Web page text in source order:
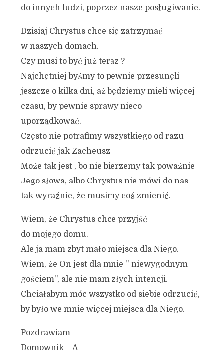
do innych ludzi, poprzez nasze posługiwanie.
Dzisiaj Chrystus chce się zatrzymać
w naszych domach.
Czy musi to być już teraz ?
Najchętniej byśmy to pewnie przesunęli
jeszcze o kilka dni, aż będziemy mieli więcej
czasu, by pewnie sprawy nieco
uporządkować.
Często nie potrafimy wszystkiego od razu
odrzucić jak Zacheusz.
Może tak jest , bo nie bierzemy tak poważnie
Jego słowa, albo Chrystus nie mówi do nas
tak wyraźnie, że musimy coś zmienić.
Wiem, że Chrystus chce przyjść
do mojego domu.
Ale ja mam zbyt mało miejsca dla Niego.
Wiem, że On jest dla mnie '' niewygodnym
gościem'', ale nie mam złych intencji.
Chciałabym móc wszystko od siebie odrzucić,
by było we mnie więcej miejsca dla Niego.
Pozdrawiam
Domownik – A